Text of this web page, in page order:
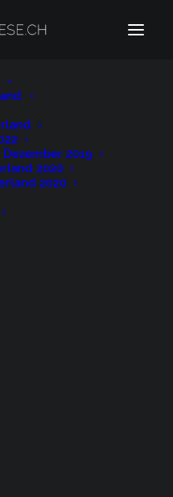
2019
2020
2020
Bitte geben Sie